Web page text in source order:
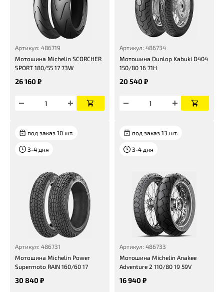
Артикул: 486719
Мотошина Michelin SCORCHER
SPORT 180/55 17 73W
26 160 ₽
Артикул: 486734
Мотошина Dunlop Kabuki D404
150/80 16 71H
20 540 ₽
под заказ 10 шт.
3-4 дня
Артикул: 486731
Мотошина Michelin Power
Supermoto RAIN 160/60 17
30 840 ₽
под заказ 13 шт.
3-4 дня
Артикул: 486733
Мотошина Michelin Anakee
Adventure 2 110/80 19 59V
16 940 ₽